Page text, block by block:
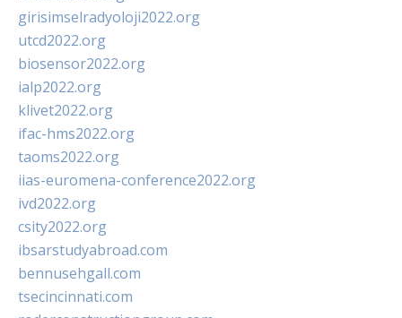
girisimselradyoloji2022.org
utcd2022.org
biosensor2022.org
ialp2022.org
klivet2022.org
ifac-hms2022.org
taoms2022.org
iias-euromena-conference2022.org
ivd2022.org
csity2022.org
ibsarstudyabroad.com
bennusehgall.com
tsecincinnati.com